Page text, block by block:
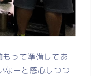
って準備してあ
なーと感心しつつ